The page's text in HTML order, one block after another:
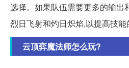
选择。如果队伍需要更多的输出
烈日飞射和灼日炽焰,以提高技能
云顶弈魔法师怎么玩?